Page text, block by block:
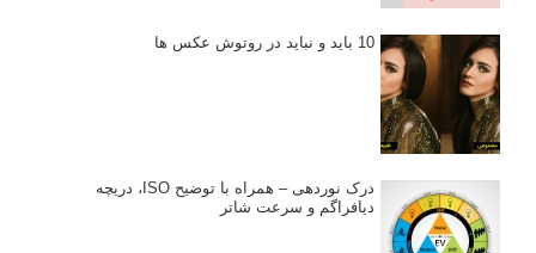
10 باید و نباید در روتوش عکس ها
درک نوردهی – همراه با توضیح ISO، دریچه
دیافراگم و سرعت شاتر